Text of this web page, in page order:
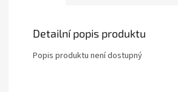
Detailní popis produktu
Popis produktu není dostupný